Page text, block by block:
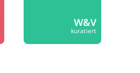
W&V
kuratiert